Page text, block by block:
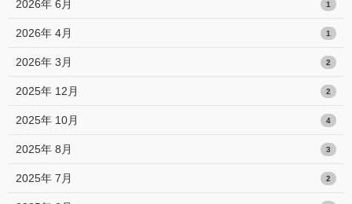
2026年 6月 1
2026年 4月 1
2026年 3月 2
2025年 12月 2
2025年 10月 4
2025年 8月 3
2025年 7月 2